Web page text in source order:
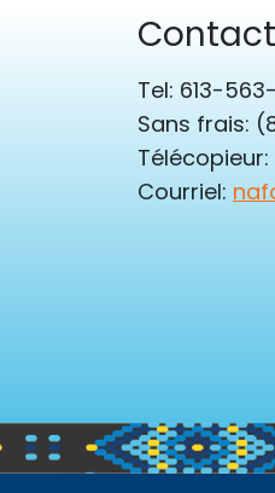
Tel: 613-
Sans frais:
Courriel: